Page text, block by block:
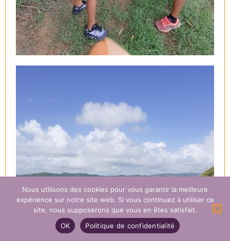
Nous utilisons des cookies pour vous garantir la meilleure
expérience sur notre site web. Si vous continuez à utiliser ce
site, nous supposerons que vous en êtes satisfait.
OK
Politique de confidentialité